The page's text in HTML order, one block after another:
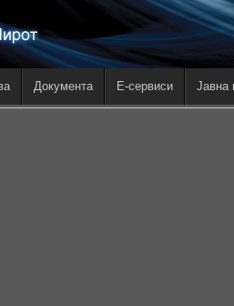
Документа E-сервиси Јавна